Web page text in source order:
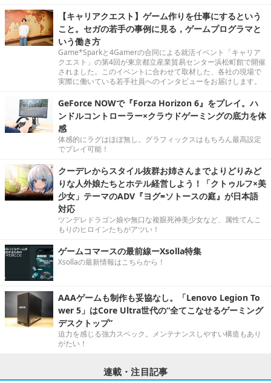
【キャリアクエスト】ゲーム作りを仕事にするという
こと。セガの若手の事例に見る，ゲームプログラマと
いう働き方
Game*Sparkと4Gamerの合同による就活イベント「キャリア
クエスト」の第4回が東京都立産業貿易センター浜松町館で開催
されました。このイベントに合わせて取材した、各社の現場で
実際に働いている若手社員へのインタビューをお届けします。
GeForce NOWで『Forza Horizon 6』をプレイ。ハ
ンドルコントローラー×クラウドゲーミングの底力を体
感
体感的にラグはほぼ無し。グラフィックスはもちろん最高設定
でプレイ可能！
クーデレからスタイル抜群お姉さんまでよりどりみど
りな人外娘たちとホテル経営しよう！「クトゥルフ×美
少女」テーマのADV『ヨグ=ソトースの庭』が日本語
対応
ツンデレドラゴン娘や無口な複眼死神美少女など、属性てんこ
もりのヒロインたちがアツい！
ゲームコマースの最前線ーXsolla特集
Xsollaの最新情報はこちらから！
AAAゲームも制作も妥協なし。「Lenovo Legion To
wer 5」はCore Ultra世代の“全てこなせるゲーミング
デスクトップ”
迫力を感じる強力スペック。メンテナンスしやすい構造もあり
がたい！
連載・注目記事